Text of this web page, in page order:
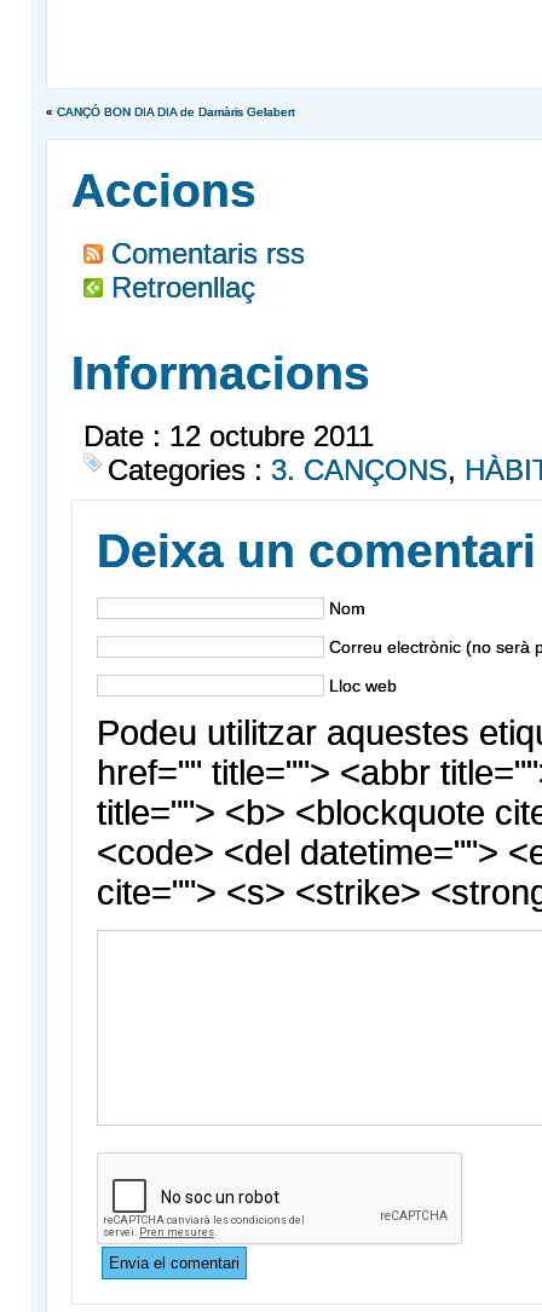
« CANÇÓ BON DIA DIA de Damàris Gelabert
Accions
Comentaris rss
Retroenllaç
Informacions
Date : 12 octubre 2011
Categories : 3. CANÇONS,
Deixa un comentari
Nom
Correu electrònic (no serà
Lloc web
Podeu utilitzar aquestes
href="" title=""> <abbr
title=""> <b> <blockquote
<code> <del datetime="">
cite=""> <s> <strike>